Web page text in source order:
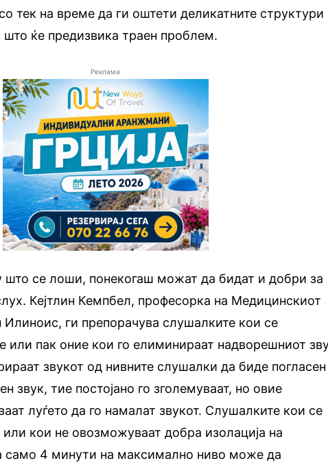
тек на време да ги оштети деликатните структури
што ќе предизвика траен проблем.
Реклама
што се лоши, понекогаш можат да бидат и добри за
Кејтлин Кемпбел, професорка на Медицинскиот
Илиноис, ги препорачува слушалките кои се
или пак оние кои го елиминираат надворешниот
звукот од нивните слушалки да биде погласен
звук, тие постојано го зголемуваат, но овие
луѓето да го намалат звукот. Слушалките кои се
или кои не овозможуваат добра изолација на
само 4 минути на максимално ниво може да